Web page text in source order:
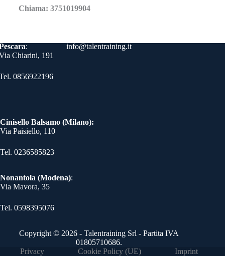
Chiama: 3751019904
info@talentraining.it
:
Chiarini, 191
0856922196
Cinisello Balsamo (Milano):
Via Paisiello, 110
Tel. 0236585823​
Nonantola (Modena):
Via Mavora, 35
Tel. 0598395076​
Copyright © 2026 - Talentraining Srl - Partita IVA
01805710686.
Privacy
Cookie Policy (UE) Imprint